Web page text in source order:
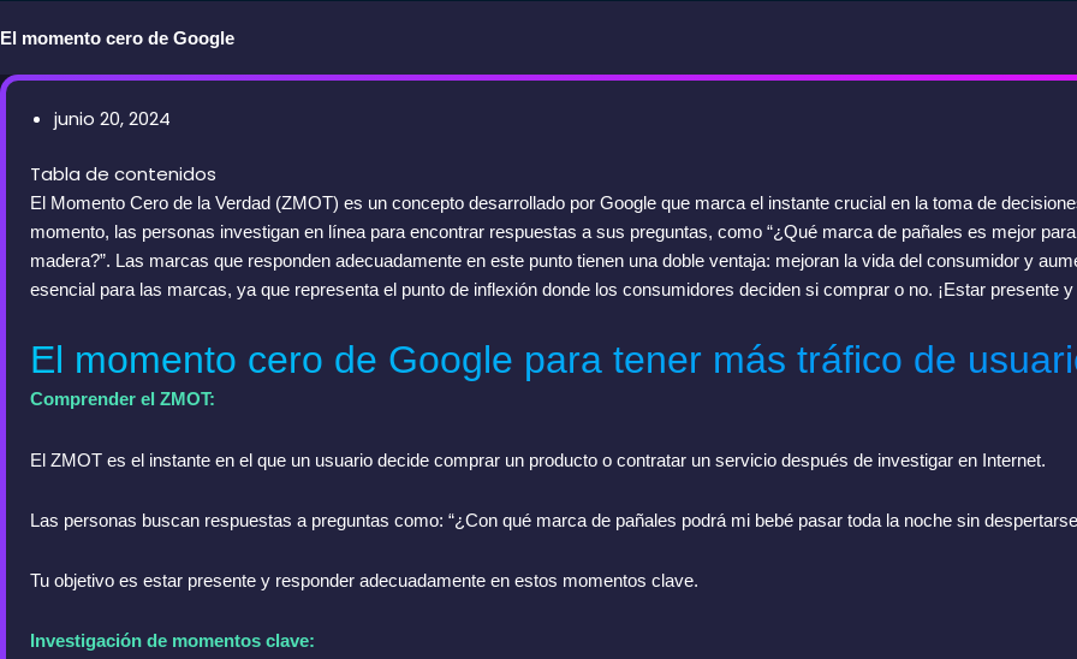
El momento cero de Google
junio 20, 2024
Tabla de contenidos
El Momento Cero de la Verdad (ZMOT) es un concepto desarrollado por Google que marca el instante crucial en la toma de
momento, las personas investigan en línea para encontrar respuestas a sus preguntas, como “¿Qué marca de pañales es mejor
madera?”. Las marcas que responden adecuadamente en este punto tienen una doble ventaja: mejoran la vida del consumidor y
esencial para las marcas, ya que representa el punto de inflexión donde los consumidores deciden si comprar o no. ¡Estar presente
El momento cero de Google para tener más tráfico de
Comprender el ZMOT:
El ZMOT es el instante en el que un usuario decide comprar un producto o contratar un servicio después de investigar en Internet.
Las personas buscan respuestas a preguntas como: “¿Con qué marca de pañales podrá mi bebé pasar toda la noche sin
Tu objetivo es estar presente y responder adecuadamente en estos momentos clave.
Investigación de momentos clave: